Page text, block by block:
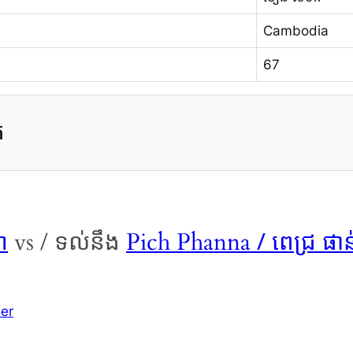
Cambodia
67
vs / ទល់នឹង Pich Phanna/ ពេជ្រ ផ